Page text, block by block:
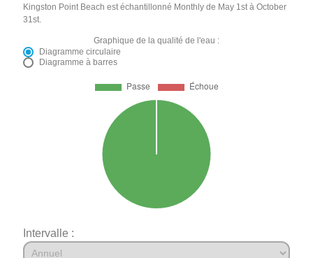
Kingston Point Beach est échantillonné Monthly de May 1st à October
31st.
Graphique de la qualité de l'eau :
Diagramme circulaire
Diagramme à barres
Intervalle :